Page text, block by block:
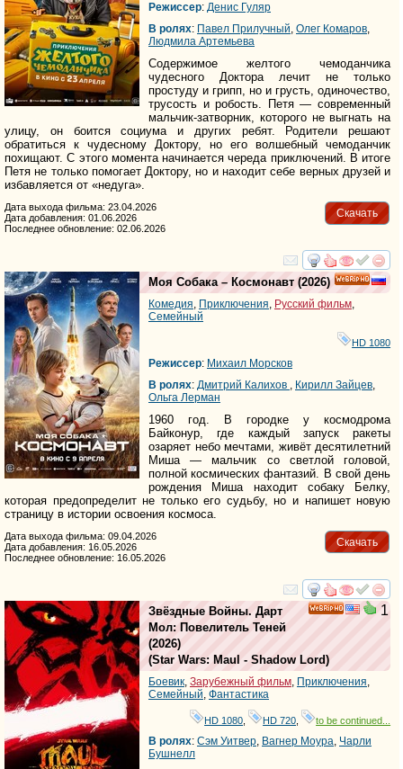
Режиссер: Денис Гуляр
В ролях: Павел Прилучный, Олег Комаров,
Людмила Артемьева
Содержимое желтого чемоданчика
чудесного Доктора лечит не только
простуду и грипп, но и грусть, одиночество,
трусость и робость. Петя — современный
мальчик-затворник, которого не выгнать на
улицу, он боится социума и других ребят. Родители решают
обратиться к чудесному Доктору, но его волшебный чемоданчик
похищают. С этого момента начинается череда приключений. В итоге
Петя не только помогает Доктору, но и находит себе верных друзей и
избавляется от «недуга».
Скачать
Дата выхода фильма: 23.04.2026
Дата добавления: 01.06.2026
Последнее обновление: 02.06.2026
смотреть
HD
Моя Собака – Космонавт (2026)
Комедия, Приключения, Русский фильм,
Семейный
HD 1080
Режиссер: Михаил Морсков
В ролях: Дмитрий Калихов , Кирилл Зайцев,
Ольга Лерман
1960 год. В городке у космодрома
Байконур, где каждый запуск ракеты
озаряет небо мечтами, живёт десятилетний
Миша — мальчик со светлой головой,
полной космических фантазий. В свой день
рождения Миша находит собаку Белку,
которая предопределит не только его судьбу, но и напишет новую
страницу в истории освоения космоса.
Скачать
Дата выхода фильма: 09.04.2026
Дата добавления: 16.05.2026
Последнее обновление: 16.05.2026
смотреть
1
Звёздные Войны. Дарт
Мол: Повелитель Теней
(2026)
(Star Wars: Maul - Shadow Lord)
Боевик Зарубежный фильм Приключения
Семейный Фантастика
HD 1080 HD 720 to be continued...
В ролях: Сэм Уитвер Вагнер Моура Чарли
Бушнелл